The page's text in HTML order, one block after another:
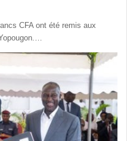
CFA ont été remis aux